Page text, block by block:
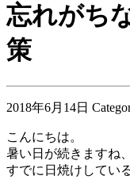
忘れがち
策
2018年6月14日
こんにちは。
暑い日が続きますね、
すでに日焼けしてい